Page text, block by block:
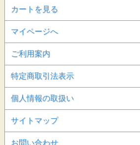
カートを見る
マイページへ
ご利用案内
特定商取引法表示
個人情報の取扱い
サイトマップ
お問い合わせ